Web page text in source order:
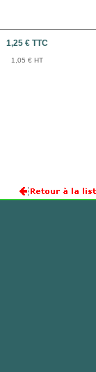
1,25 € TTC
1,05 € HT